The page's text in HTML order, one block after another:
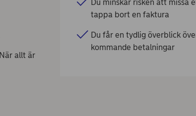
allt är
Du minskar risken att missa
tappa bort en faktura
Du får en tydlig överblick
kommande betalningar